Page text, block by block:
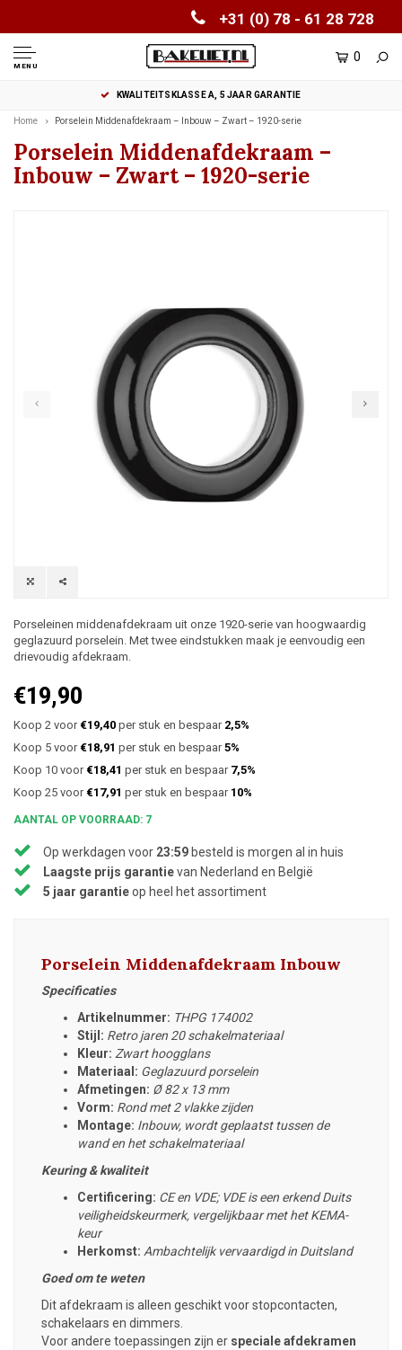
+31 (0) 78 - 61 28 728
MENU
0
KWALITEITSKLASSE A, 5 JAAR GARANTIE
Home Porselein Middenafdekraam – Inbouw – Zwart – 1920-serie
Porselein Middenafdekraam –
Inbouw – Zwart – 1920-serie
Porseleinen middenafdekraam uit onze 1920-serie van hoogwaardig
geglazuurd porselein. Met twee eindstukken maak je eenvoudig een
drievoudig afdekraam.
€19,90
Koop 2 voor €19,40 per stuk en bespaar 2,5%
Koop 5 voor €18,91 per stuk en bespaar5%
Koop 10 voor €18,41 per stuk en bespaar 7,5%
Koop 25 voor €17,91 per stuk en bespaar 10%
AANTAL OP VOORRAAD: 7
Op werkdagen voor 23:59 besteld is morgen al in huis
Laagste prijs garantievan Nederland en België
5 jaar garantieop heel het assortiment
Porselein Middenafdekraam Inbouw
Specificaties
Artikelnummer: THPG 174002
Stijl: Retro jaren 20 schakelmateriaal
Kleur: Zwart hoogglans
Materiaal: Geglazuurd porselein
Afmetingen: Ø82 x 13 mm
Vorm: Rond met 2 vlakke zijden
Montage: Inbouw, wordt geplaatst tussen de
wand en het schakelmateriaal
Keuring & kwaliteit
Certificering: CE en VDE; VDE is een erkend Duits
veiligheidskeurmerk, vergelijkbaar met het KEMA-
keur
Herkomst: Ambachtelijk vervaardigd in Duitsland
Goed om te weten
Dit afdekraam is alleen geschikt voor stopcontacten,
schakelaars en dimmers.
Voor andere toepassingen zijn er speciale afdekramen